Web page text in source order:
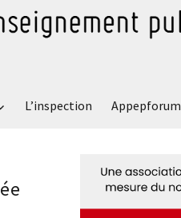
L’inspection Appepforum